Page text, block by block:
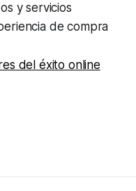
y servicios
de compra
del éxito online